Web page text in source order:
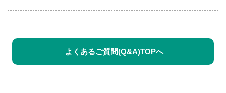
よくあるご質問(Q&A)TOPへ